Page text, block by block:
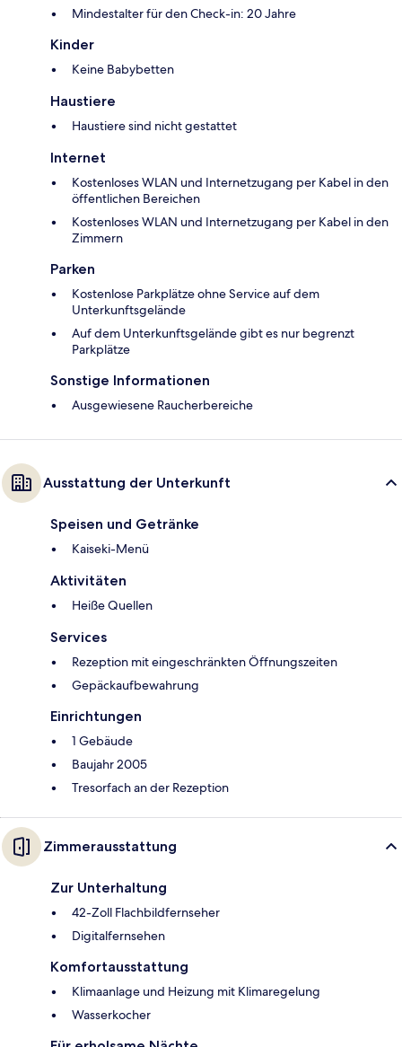
Mindestalter für den Check-in: 20 Jahre
Kinder
Keine Babybetten
Haustiere
Haustiere sind nicht gestattet
Internet
Kostenloses WLAN und Internetzugang per Kabel in den
öffentlichen Bereichen
Kostenloses WLAN und Internetzugang per Kabel in den
Zimmern
Parken
Kostenlose Parkplätze ohne Service auf dem
Unterkunftsgelände
Auf dem Unterkunftsgelände gibt es nur begrenzt
Parkplätze
Sonstige Informationen
Ausgewiesene Raucherbereiche
Ausstattung der Unterkunft
Speisen und Getränke
Kaiseki-Menü
Aktivitäten
Heiße Quellen
Services
Rezeption mit eingeschränkten Öffnungszeiten
Gepäckaufbewahrung
Einrichtungen
1 Gebäude
Baujahr 2005
Tresorfach an der Rezeption
Zimmerausstattung
Zur Unterhaltung
42-Zoll Flachbildfernseher
Digitalfernsehen
Komfortausstattung
Klimaanlage und Heizung mit Klimaregelung
Wasserkocher